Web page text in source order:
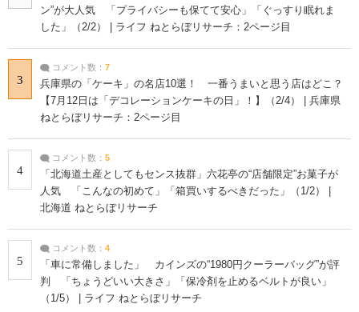
ン”が大人気 「プライバシーも保てて安心」「ぐっすり眠れま
した」（2/2） | ライフ ねとらぼリサーチ：2ページ目
3
コメント数： 7
兵庫県の「ケーキ」の名店10選！ 一番うまいと思う店はどこ？
【7月12日は「デコレーションケーキの日」！】（2/4） | 兵庫県
ねとらぼリサーチ：2ページ目
4
コメント数： 5
「北海道土産としてもセンス抜群」六花亭の“店舗限定”お菓子が
人気 「こんなの初めて」「箱買いするべきだった」（1/2） |
北海道 ねとらぼリサーチ
5
コメント数： 4
「車に常備しました」 カインズの“1980円クーラーバッグ”が評
判 「ちょうどいい大きさ」「保冷剤を止めるベルトが良い」
（1/5） | ライフ ねとらぼリサーチ